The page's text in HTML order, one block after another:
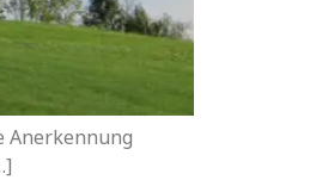
Anerkennung